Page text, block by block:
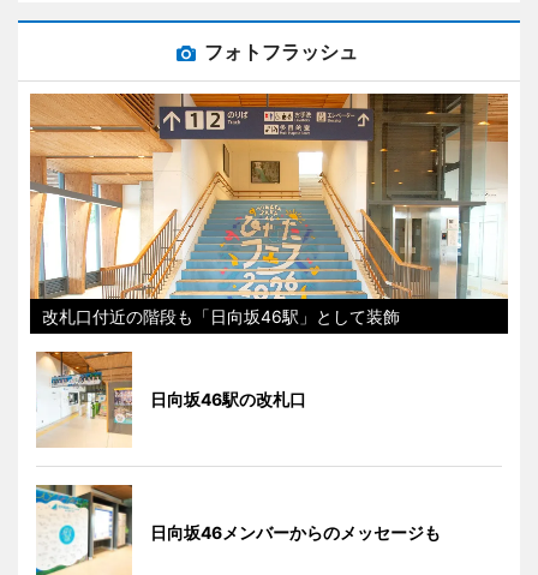
フォトフラッシュ
改札口付近の階段も「日向坂46駅」として装飾
日向坂46駅の改札口
日向坂46メンバーからのメッセージも